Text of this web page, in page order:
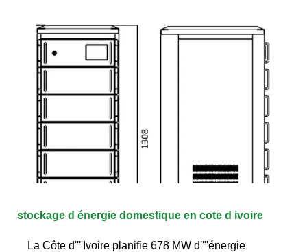
stockage d énergie domestique en cote d ivoire
La Côte d''''Ivoire planifie 678 MW d''''énergie